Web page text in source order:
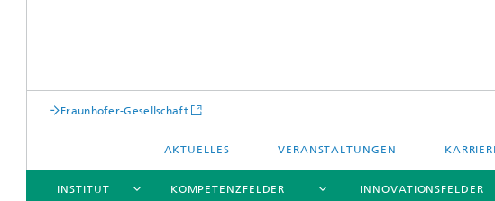
Fraunhofer-Gesellschaft
AKTUELLES VERANSTALTUNGEN
INSTITUT KOMPETENZFELDER INNOVATIONSFELDER